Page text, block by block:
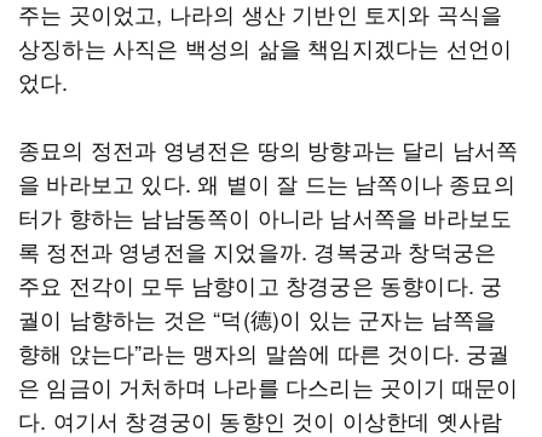
주는 곳이었고, 나라의 생산 기반인 토지와 곡식을
상징하는 사직은 백성의 삶을 책임지겠다는 선언이
었다.
종묘의 정전과 영녕전은 땅의 방향과는 달리 남서쪽
을 바라보고 있다. 왜 볕이 잘 드는 남쪽이나 종묘의
터가 향하는 남남동쪽이 아니라 남서쪽을 바라보도
록 정전과 영녕전을 지었을까. 경복궁과 창덕궁은
주요 전각이 모두 남향이고 창경궁은 동향이다. 궁
궐이 남향하는 것은 “덕(德)이 있는 군자는 남쪽을
향해 앉는다”라는 맹자의 말씀에 따른 것이다. 궁궐
은 임금이 거처하며 나라를 다스리는 곳이기 때문이
다. 여기서 창경궁이 동향인 것이 이상한데 옛사람